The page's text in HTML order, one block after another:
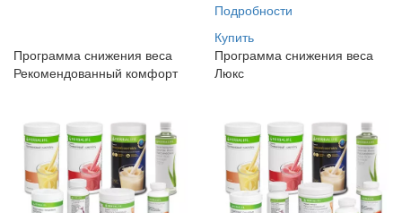
Подробности
Купить
Программа снижения веса
Рекомендованный комфорт
Программа снижения веса
Люкс